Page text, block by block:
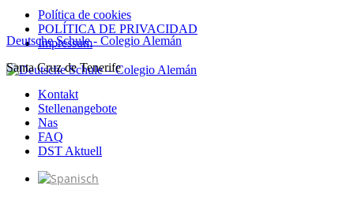
Política de cookies
POLÍTICA DE PRIVACIDAD
Impressum
Zum
springen
Deutsche Schule - Colegio Alemán
Santa Cruz de Tenerife
Kontakt
Stellenangebote
Nas
FAQ
DST Aktuell